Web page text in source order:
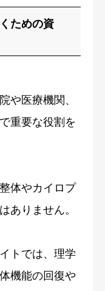
ための資
や医療機関、
重要な役割を
体やカイロプ
ありません。
トでは、理学
機能の回復や